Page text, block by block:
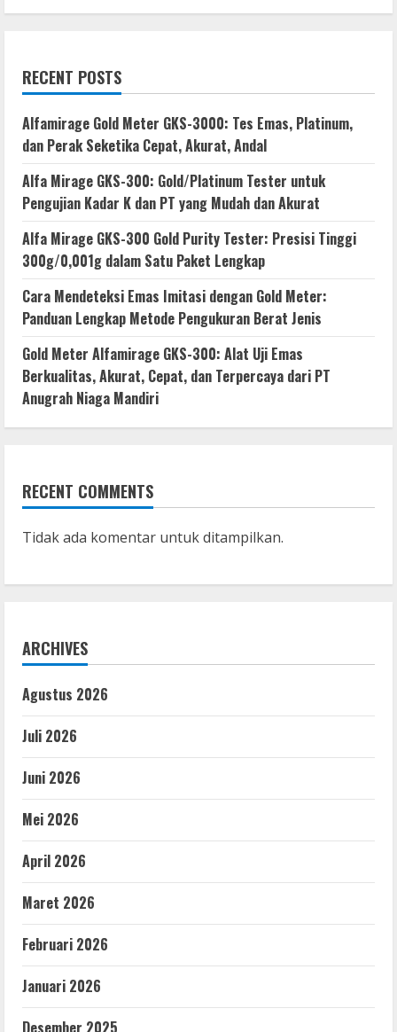
RECENT POSTS
Alfamirage Gold Meter GKS-3000: Tes Emas, Platinum,
dan Perak Seketika Cepat, Akurat, Andal
Alfa Mirage GKS-300: Gold/Platinum Tester untuk
Pengujian Kadar K dan PT yang Mudah dan Akurat
Alfa Mirage GKS-300 Gold Purity Tester: Presisi Tinggi
300g/0,001g dalam Satu Paket Lengkap
Cara Mendeteksi Emas Imitasi dengan Gold Meter:
Panduan Lengkap Metode Pengukuran Berat Jenis
Gold Meter Alfamirage GKS-300: Alat Uji Emas
Berkualitas, Akurat, Cepat, dan Terpercaya dari PT
Anugrah Niaga Mandiri
RECENT COMMENTS
Tidak ada komentar untuk ditampilkan.
ARCHIVES
Agustus 2026
Juli 2026
Juni 2026
Mei 2026
April 2026
Maret 2026
Februari 2026
Januari 2026
Desember 2025